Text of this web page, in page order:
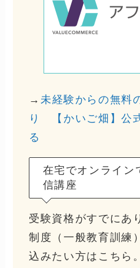
→ 未経験からの無料
り 【かいご畑】公
る
在宅でオンライン
信講座
受験資格がすでにあ
制度（一般教育訓練
込みたい方はこちら。